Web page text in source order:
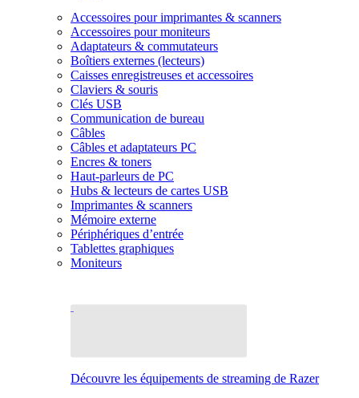
Accessoires pour imprimantes & scanners
Accessoires pour moniteurs
Adaptateurs & commutateurs
Boîtiers externes (lecteurs)
Caisses enregistreuses et accessoires
Claviers & souris
Clés USB
Communication de bureau
Câbles
Câbles et adaptateurs PC
Encres & toners
Haut-parleurs de PC
Hubs & lecteurs de cartes USB
Imprimantes & scanners
Mémoire externe
Périphériques d’entrée
Tablettes graphiques
Moniteurs
Découvre les équipements de streaming de Razer